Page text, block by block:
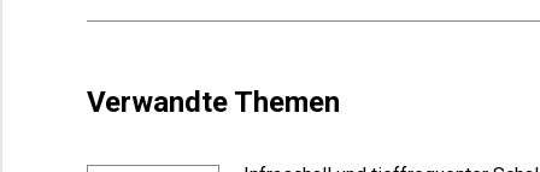
Verwandte Themen